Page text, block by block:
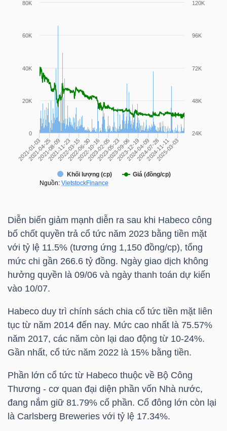
Diễn biến giảm mạnh diễn ra sau khi Habeco công
bố chốt quyền trả cổ tức năm 2023 bằng tiền mặt
với tỷ lệ 11.5% (tương ứng 1,150 đồng/cp), tổng
mức chi gần 266.6 tỷ đồng. Ngày giao dịch không
hưởng quyền là 09/06 và ngày thanh toán dự kiến
vào 10/07.
Habeco duy trì chính sách chia cổ tức tiền mặt liên
tục từ năm 2014 đến nay. Mức cao nhất là 75.57%
năm 2017, các năm còn lại dao động từ 10-24%.
Gần nhất, cổ tức năm 2022 là 15% bằng tiền.
Phần lớn cổ tức từ Habeco thuộc về Bộ Công
Thương - cơ quan đại diện phần vốn Nhà nước,
đang nắm giữ 81.79% cổ phần. Cổ đông lớn còn lại
là Carlsberg Breweries với tỷ lệ 17.34%.
HÀNG
KINH
THẾ
GIỚI
TÀI
PHÂN
TÍCH
VIETSTOCKFINANCE